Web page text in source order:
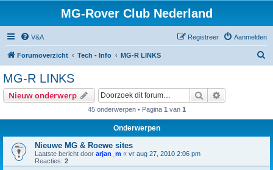
MG-Rover Club Nederland
V&A Aanmelden
Registreer
Forumoverzicht Tech - Info MG-R LINKS
MG-R LINKS
Nieuw onderwerp Zoek
45 onderwerpen • Pagina 1 van 1
Onderwerpen
Nieuwe MG & Roewe sites
Laatste bericht door arjan_m « vr aug 27, 2010 2:06 pm
Reacties: 2